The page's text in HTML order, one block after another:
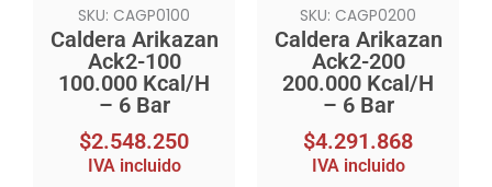
SKU: CAGP0100
Caldera Arikazan
Ack2-100
100.000 Kcal/H
– 6 Bar
$2.548.250
IVA incluido
SKU: CAGP0200
Caldera Arikazan
Ack2-200
200.000 Kcal/H
– 6 Bar
$4.291.868
IVA incluido